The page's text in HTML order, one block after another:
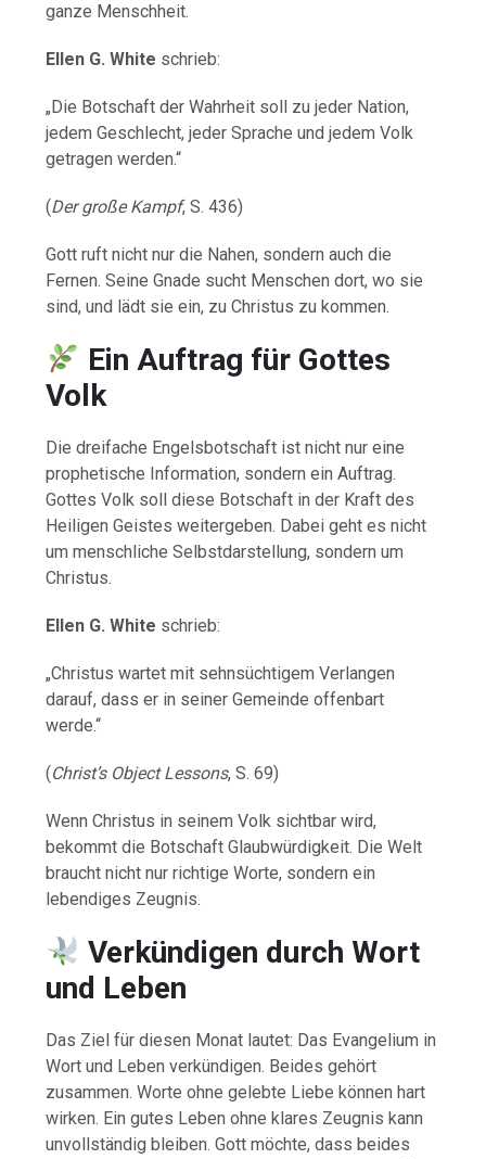
ganze Menschheit.
Ellen G. White schrieb:
„Die Botschaft der Wahrheit soll zu jeder Nation,
jedem Geschlecht, jeder Sprache und jedem Volk
getragen werden.“
(Der große Kampf, S. 436)
Gott ruft nicht nur die Nahen, sondern auch die
Fernen. Seine Gnade sucht Menschen dort, wo sie
sind, und lädt sie ein, zu Christus zu kommen.
Ein Auftrag für Gottes
Volk
Die dreifache Engelsbotschaft ist nicht nur eine
prophetische Information, sondern ein Auftrag.
Gottes Volk soll diese Botschaft in der Kraft des
Heiligen Geistes weitergeben. Dabei geht es nicht
um menschliche Selbstdarstellung, sondern um
Christus.
Ellen G. White schrieb:
„Christus wartet mit sehnsüchtigem Verlangen
darauf, dass er in seiner Gemeinde offenbart
werde.“
(Christ’s Object Lessons, S. 69)
Wenn Christus in seinem Volk sichtbar wird,
bekommt die Botschaft Glaubwürdigkeit. Die Welt
braucht nicht nur richtige Worte, sondern ein
lebendiges Zeugnis.
Verkündigen durch Wort
und Leben
Das Ziel für diesen Monat lautet: Das Evangelium in
Wort und Leben verkündigen. Beides gehört
zusammen. Worte ohne gelebte Liebe können hart
wirken. Ein gutes Leben ohne klares Zeugnis kann
unvollständig bleiben. Gott möchte, dass beides